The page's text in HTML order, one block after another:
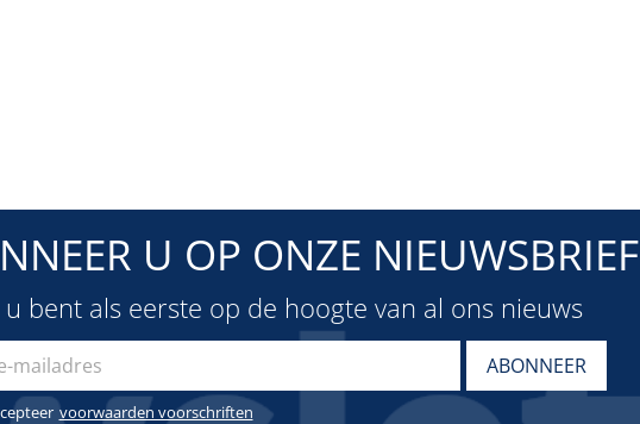
U OP ONZE NIEUWSBRIEF
u bent als eerste op de hoogte van al ons nieuws
voorwaarden voorschriften